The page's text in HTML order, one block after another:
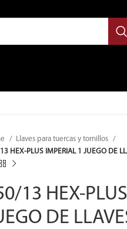
Llaves para tuercas y tornillos
HEX-PLUS IMPERIAL 1 JUEGO DE
13 HEX-
DE